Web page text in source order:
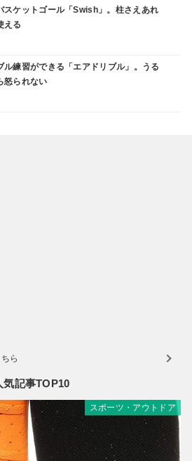
スケットゴール「Swish」。柱さえあれ
える
ル練習ができる「エアドリブル」。うる
怒られない
ら
気記事TOP10
スポーツ・アウトドア